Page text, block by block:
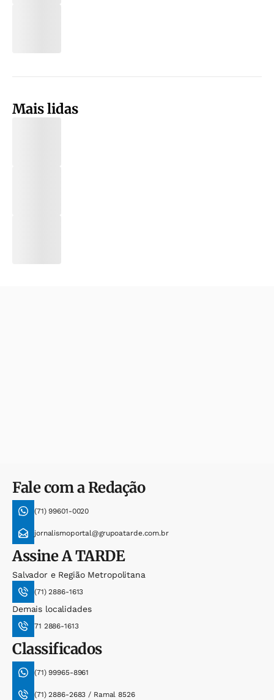
Mais lidas
Fale com a Redação
(71) 99601-0020
jornalismoportal@grupoatarde.com.br
AssineA TARDE
Salvador e Região Metropolitana
(71) 2886-1613
Demais localidades
71 2886-1613
Classificados
(71) 99965-8961
(71) 2886-2683 / Ramal 8526